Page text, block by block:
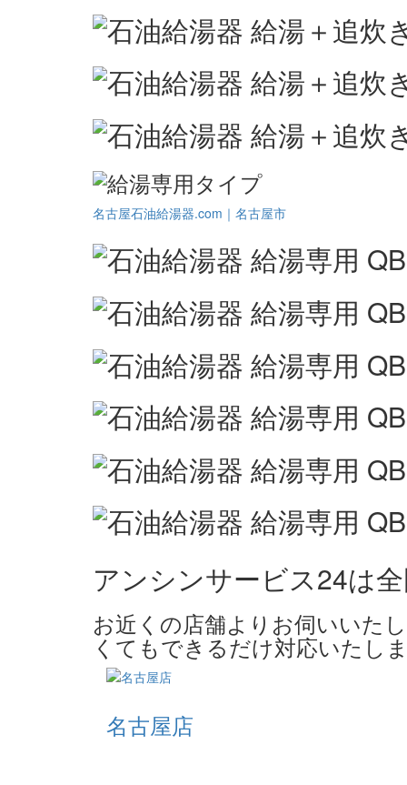
名古屋石油給湯器.com｜名古屋市
アンシンサービス24は
お近くの店舗よりお伺いいた
くてもできるだけ対応いたし
名古屋店